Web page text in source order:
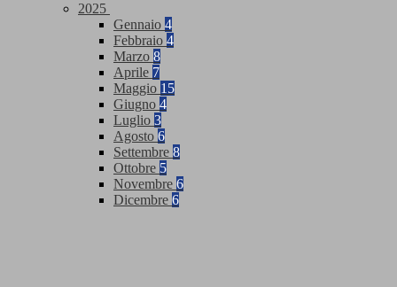
2025
Gennaio 4
Febbraio 4
Marzo 8
Aprile 7
Maggio 15
Giugno 4
Luglio 3
Agosto 6
Settembre 8
Ottobre 5
Novembre 6
Dicembre 6